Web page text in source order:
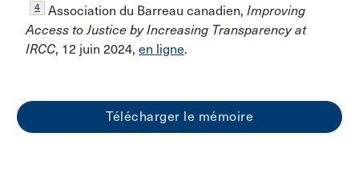
4 Association du Barreau canadien, Improving
Access to Justice by Increasing Transparency at
IRCC, 12 juin 2024, en ligne.
Télécharger le mémoire